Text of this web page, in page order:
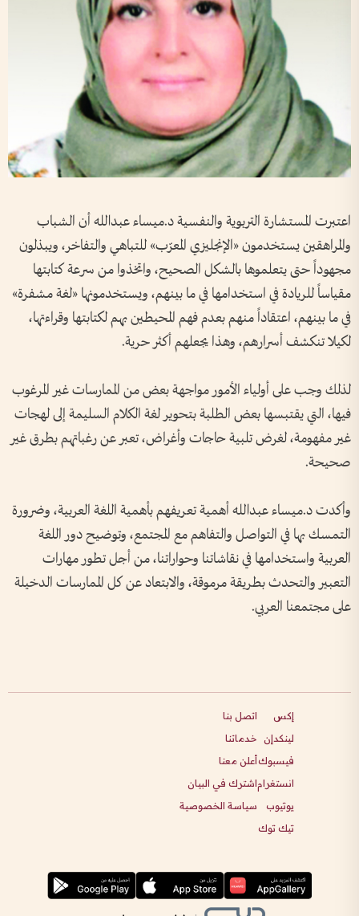
اعتبرت المستشارة التربوية والنفسية د.ميساء عبدالله أن الشباب
والمراهقين يستخدمون «الإنجليزي المعرّب» للتباهي والتفاخر، ويبذلون
مجهوداً حتى يتعلموها بالشكل الصحيح، واتخذوا من سرعة كتابتها
مقياساً للريادة في استخدامها في ما بينهم، ويستخدمونها «لغة مشفرة»
في ما بينهم، اعتقاداً منهم بعدم فهم المحيطين بهم لكتابتها وقراءتها،
لكيلا تنكشف أسرارهم، وهذا يجعلهم أكثر حرية.
لذلك وجب على أولياء الأمور مواجهة بعض من الممارسات غير المرغوب
فيها، التي يقتبسها بعض الطلبة بتحوير لغة الكلام السليمة إلى لهجات
غير مفهومة، لغرض تلبية حاجات وأغراض، تعبر عن رغباتهم بطرق غير
صحيحة.
وأكدت د.ميساء عبدالله أهمية تعريفهم بأهمية اللغة العربية، وضرورة
التمسك بها في التواصل والتفاهم مع المجتمع، وتوضيح دور اللغة
العربية واستخدامها في نقاشاتنا وحواراتنا، من أجل تطور مهارات
التعبير والتحدث بطريقة مرموقة، والابتعاد عن كل الممارسات الدخيلة
على مجتمعنا العربي.
إكس
لينكدإن
فيسبوك
انستغرام
يوتيوب
تيك توك
اتصل بنا
خدماتنا
أعلن معنا
اشترك في البيان
سياسة الخصوصية